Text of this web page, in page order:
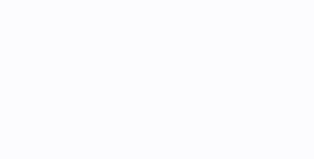
μυθοπλασίας Όταν το Φως
Ανάβυσσο, και βγαίνει στους
8 Μαΐου 2025.